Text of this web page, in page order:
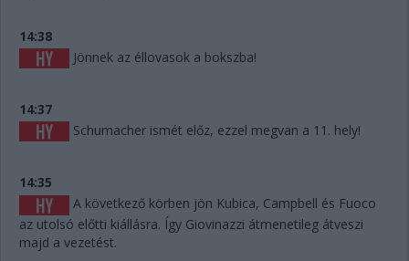
14:38
Jönnek az éllovasok a bokszba!
14:37
Schumacher ismét előz, ezzel megvan a 11. hely!
14:35
A következő körben jön Kubica, Campbell és Fuoco
az utolsó előtti kiállásra. Így Giovinazzi átmenetileg átveszi
majd a vezetést.